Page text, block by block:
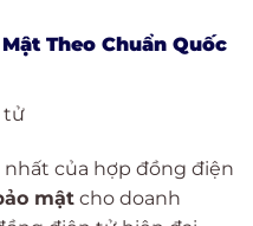
Theo Chuẩn Quốc
của hợp đồng điện
mật cho doanh